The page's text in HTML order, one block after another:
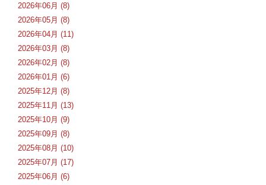
2026年06月 (8)
2026年05月 (8)
2026年04月 (11)
2026年03月 (8)
2026年02月 (8)
2026年01月 (6)
2025年12月 (8)
2025年11月 (13)
2025年10月 (9)
2025年09月 (8)
2025年08月 (10)
2025年07月 (17)
2025年06月 (6)